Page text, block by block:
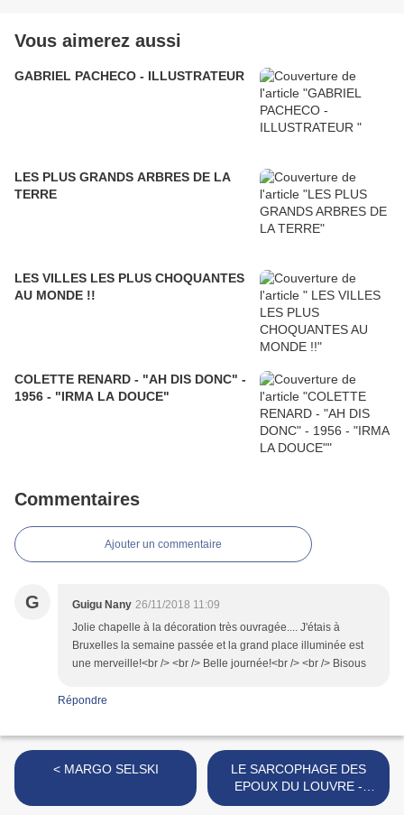
Vous aimerez aussi
GABRIEL PACHECO - ILLUSTRATEUR
LES PLUS GRANDS ARBRES DE LA
TERRE
LES VILLES LES PLUS CHOQUANTES
AU MONDE !!
COLETTE RENARD - "AH DIS DONC" -
1956 - "IRMA LA DOUCE"
Commentaires
Ajouter un commentaire
G Guigu Nany 26/11/2018 11:09
Jolie chapelle à la décoration très ouvragée.... J'étais à
Bruxelles la semaine passée et la grand place illuminée est
une merveille!<br /> <br /> Belle journée!<br /> <br /> Bisous
Répondre
< MARGO SELSKI
LE SARCOPHAGE DES
EPOUX DU LOUVRE -
PARIS >